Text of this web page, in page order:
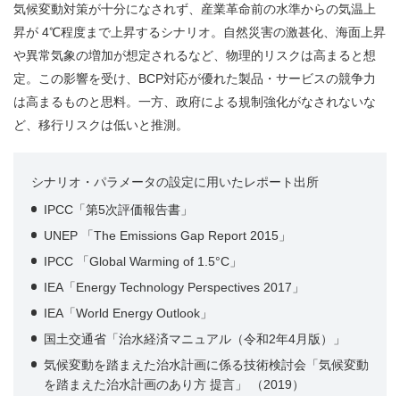
気候変動対策が十分になされず、産業革命前の水準からの気温上
昇が 4℃程度まで上昇するシナリオ。自然災害の激甚化、海面上昇
や異常気象の増加が想定されるなど、物理的リスクは高まると想
定。この影響を受け、BCP対応が優れた製品・サービスの競争力
は高まるものと思料。一方、政府による規制強化がなされないな
ど、移行リスクは低いと推測。
シナリオ・パラメータの設定に用いたレポート出所
IPCC「第5次評価報告書」
UNEP 「The Emissions Gap Report 2015」
IPCC 「Global Warming of 1.5°C」
IEA「Energy Technology Perspectives 2017」
IEA「World Energy Outlook」
国土交通省「治水経済マニュアル（令和2年4月版）」
気候変動を踏まえた治水計画に係る技術検討会「気候変動
を踏まえた治水計画のあり方 提言」 （2019）